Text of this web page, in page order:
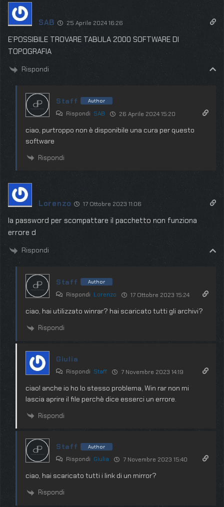
SAB 25 Aprile 2024 16:26
E’POSSIBILE TROVARE TABULA 2000 SOFTWARE DI
TOPOGRAFIA
Rispondi
Staff Author
Rispondi SAB 26 Aprile 2024 15:20
ciao, purtroppo non è disponibile una cura per questo
software
Rispondi
Lorenzo 17 Ottobre 2023 11:06
la password per scompattare il pacchetto non funziona
errore d
Rispondi
Staff Author
Rispondi Lorenzo 17 Ottobre 2023 15:24
ciao, hai utilizzato winrar? hai scaricato tutti gli archivi?
Rispondi
Giulia
Rispondi Staff 7 Novembre 2023 14:19
ciao! anche io ho lo stesso problema, Win rar non mi
lascia aprire il file perchè dice esserci un errore.
Rispondi
Staff Author
Rispondi Giulia 7 Novembre 2023 15:40
ciao, hai scaricato tutti i link di un mirror?
Rispondi